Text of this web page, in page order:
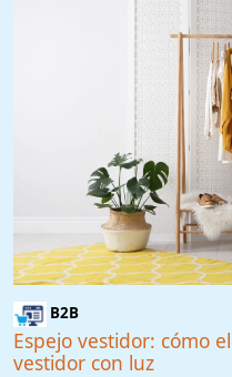
B2B
Espejo vestidor: cómo
vestidor con luz